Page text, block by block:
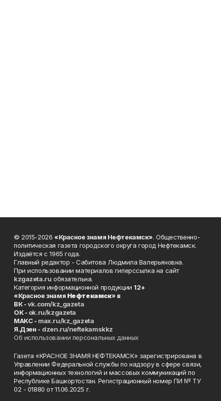
© 2015-2026 «Красное знамя Нефтекамск». Общественно-
политическая газета городского округа город Нефтекамск.
Издаётся с 1965 года.
Главный редактор - Сабитова Людмила Валерьяновна.
При использовании материалов гиперссылка на сайт
kzgazeta.ru обязательна.
Категория информационной продукции 12+
«Красное знамя Нефтекамск» в
ВК -vk.com/kz_gazeta
ОК - ok.ru/kzgazeta
MAKC - max.ru/kz_gazeta
Я.Дзен - dzen.ru/neftekamskkz
Об использовании персональных данных
Газета «КРАСНОЕ ЗНАМЯ НЕФТЕКАМСК» зарегистрирована в
Управлении Федеральной службы по надзору в сфере связи,
информационных технологий и массовых коммуникаций по
Республике Башкортостан. Регистрационный номер ПИ № ТУ
02 - 01880 от 11.06.2025 г.